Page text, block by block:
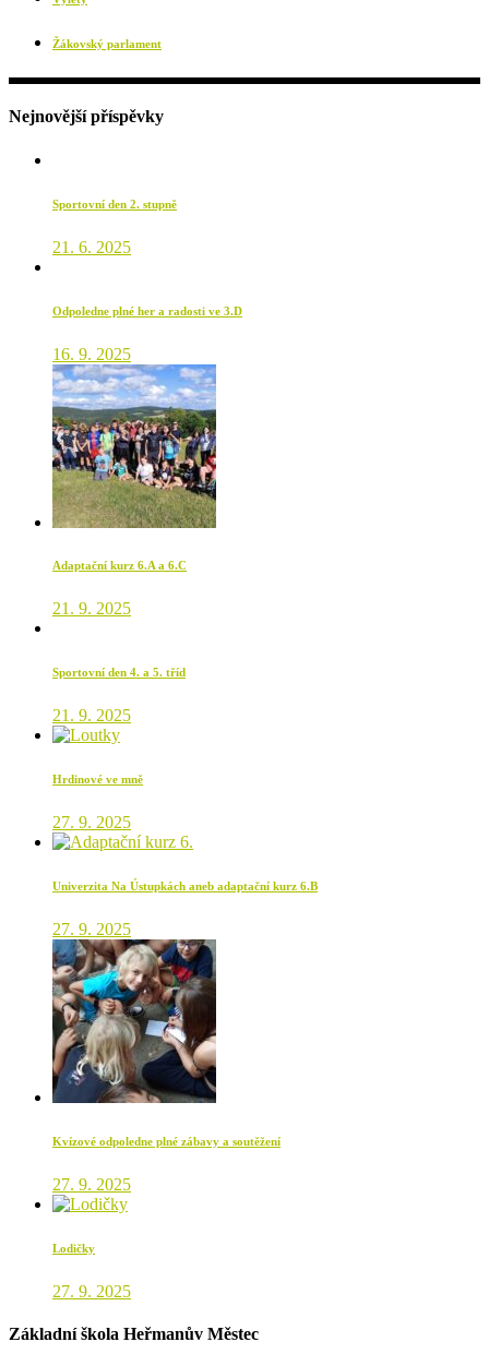
Žákovský parlament
Nejnovější příspěvky
Sportovní den 2. stupně
21. 6. 2025
Odpoledne plné her a radosti ve 3.D
16. 9. 2025
Adaptační kurz 6.A a 6.C
21. 9. 2025
Sportovní den 4. a 5. tříd
21. 9. 2025
Hrdinové ve mně
27. 9. 2025
Univerzita Na Ústupkách aneb adaptační kurz 6.B
27. 9. 2025
Kvízové odpoledne plné zábavy a soutěžení
27. 9. 2025
Lodičky
27. 9. 2025
Základní škola Heřmanův Městec